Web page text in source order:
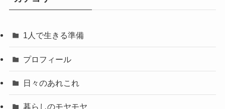
1人で生きる準備
プロフィール
日々のあれこれ
暮らしのモヤモヤ